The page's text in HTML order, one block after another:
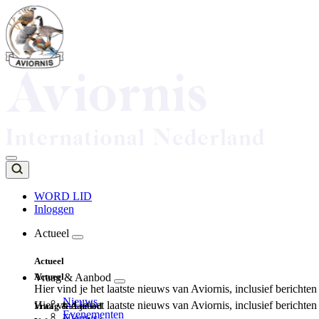
Overslaan
en
naar
de
inhoud
Top
navigation
WORD LID
Inloggen
navigation
Actueel
Actueel
Hier vind je het laatste nieuws van Aviornis, inclusief
Nieuws
Evenementen
Actueel
Hier vind je het laatste nieuws van Aviornis, inclusief
Vraag & Aanbod
Vraag & Aanbod